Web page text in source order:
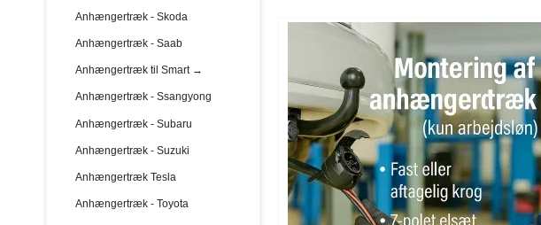
Anhængertræk - Skoda
Anhængertræk - Saab
Anhængertræk til Smart →
Anhængertræk - Ssangyong
Anhængertræk - Subaru
Anhængertræk - Suzuki
Anhængertræk Tesla
Anhængertræk - Toyota